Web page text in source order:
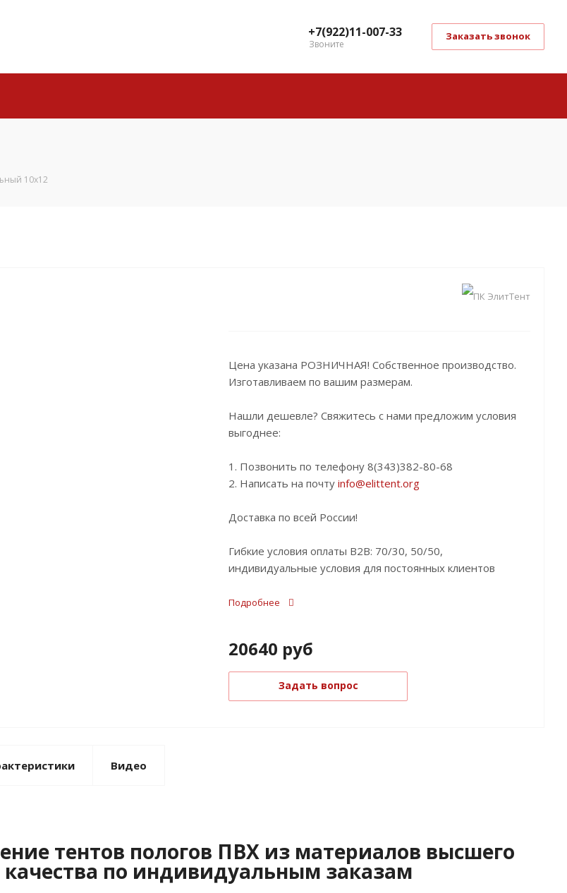
+7(922)11-007-33
Звоните
Заказать звонок
10х12
Цена указана РОЗНИЧНАЯ! Собственное производство.
Изготавливаем по вашим размерам.
Нашли дешевле? Свяжитесь с нами предложим условия
выгоднее:
1. Позвонить по телефону 8(343)382-80-68
2. Написать на почту info@elittent.org
Доставка по всей России!
Гибкие условия оплаты B2B: 70/30, 50/50,
индивидуальные условия для постоянных клиентов
Подробнее
20640 руб
Задать вопрос
Видео
тентов пологов ПВХ из материалов высшего
качества по индивидуальным заказам